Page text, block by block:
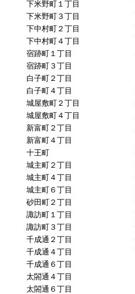
下米野町１丁目
下米野町３丁目
下中村町２丁目
下中村町４丁目
宿跡町１丁目
宿跡町３丁目
白子町２丁目
白子町４丁目
城屋敷町２丁目
城屋敷町４丁目
新富町２丁目
新富町４丁目
十王町
城主町２丁目
城主町４丁目
城主町６丁目
砂田町２丁目
諏訪町１丁目
諏訪町３丁目
千成通２丁目
千成通４丁目
千成通６丁目
太閤通４丁目
太閤通６丁目